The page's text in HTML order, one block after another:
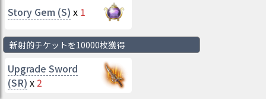
Story Gem (S) x 1
新射的チケットを10000枚獲得
Upgrade Sword
(SR) x 2